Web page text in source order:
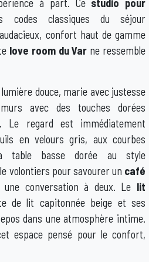
à part. Ce studio pour
codes classiques du séjour
confort haut de gamme
love room du Var ne ressemble
douce, marie avec justesse
avec des touches dorées
Le regard est immédiatement
en velours gris, aux courbes
table basse dorée au style
volontiers pour savourer un café
une conversation à deux. Le lit
de lit capitonnée beige et ses
dans une atmosphère intime.
espace pensé pour le confort,